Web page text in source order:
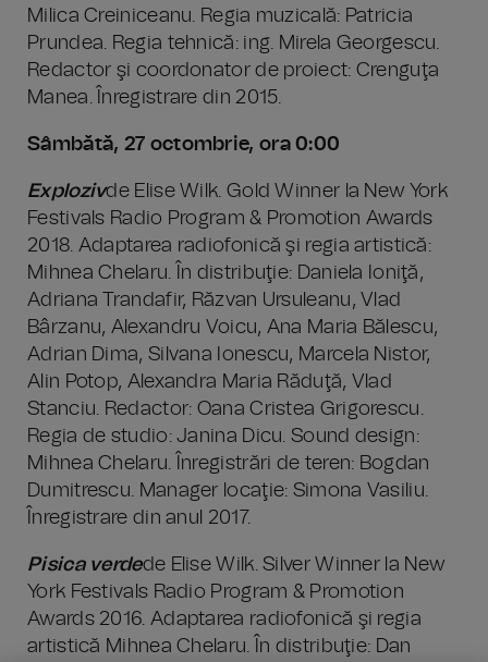
Milica Creiniceanu. Regia muzicală: Patricia
Prundea. Regia tehnică: ing. Mirela Georgescu.
Redactor şi coordonator de proiect: Crenguţa
Manea. Înregistrare din 2015.
Sâmbătă, 27 octombrie, ora 0:00
Explozivde Elise Wilk. Gold Winner la New York
Festivals Radio Program & Promotion Awards
2018. Adaptarea radiofonică şi regia artistică:
Mihnea Chelaru. În distribuţie: Daniela Ioniţă,
Adriana Trandafir, Răzvan Ursuleanu, Vlad
Bârzanu, Alexandru Voicu, Ana Maria Bălescu,
Adrian Dima, Silvana Ionescu, Marcela Nistor,
Alin Potop, Alexandra Maria Răduţă, Vlad
Stanciu. Redactor: Oana Cristea Grigorescu.
Regia de studio: Janina Dicu. Sound design:
Mihnea Chelaru. Înregistrări de teren: Bogdan
Dumitrescu. Manager locaţie: Simona Vasiliu.
Înregistrare din anul 2017.
Pisica verdede Elise Wilk. Silver Winner la New
York Festivals Radio Program & Promotion
Awards 2016. Adaptarea radiofonică şi regia
artistică Mihnea Chelaru. În distribuţie: Dan